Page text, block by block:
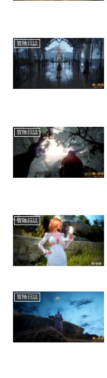
冒険日誌
冒険日誌
冒険日誌
冒険日誌